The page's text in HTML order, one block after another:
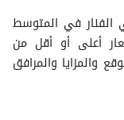
الفنار في المتوسط
أعلى أو أقل من
والمزايا والمرافق